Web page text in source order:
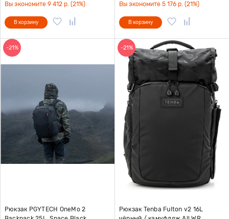
Вы экономите 9 412 р. (21%)
В корзину
Вы экономите 5 176 р. (21%)
В корзину
-21%
Рюкзак PGYTECH OneMo 2
-21%
Рюкзак Tenba Fulton v2 16L